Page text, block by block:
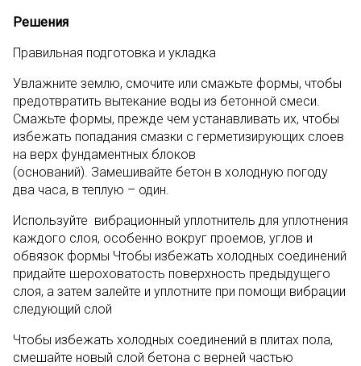
Решения
Правильная подготовка и укладка
Увлажните землю, смочите или смажьте формы, чтобы
предотвратить вытекание воды из бетонной смеси.
Смажьте формы, прежде чем устанавливать их, чтобы
избежать попадания смазки с герметизирующих слоев
на верх фундаментных блоков
(оснований). Замешивайте бетон в холодную погоду
два часа, в теплую – один.
Используйте вибрационный уплотнитель для уплотнения
каждого слоя, особенно вокруг проемов, углов и
обвязок формы Чтобы избежать холодных соединений
придайте шероховатость поверхность предыдущего
слоя, а затем залейте и уплотните при помощи вибрации
следующий слой
Чтобы избежать холодных соединений в плитах пола,
смешайте новый слой бетона с верней частью